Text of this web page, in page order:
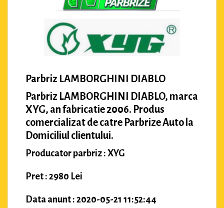
Parbriz LAMBORGHINI DIABLO
Parbriz LAMBORGHINI DIABLO, marca
XYG, an fabricatie 2006. Produs
comercializat de catre Parbrize Auto la
Domiciliul clientului.
Producator parbriz : XYG
Pret : 2980 Lei
Data anunt : 2020-05-21 11:52:44